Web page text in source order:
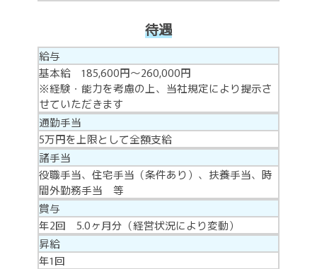
待遇
給与
基本給 185,600円～260,000円
※経験・能力を考慮の上、当社規定により提示さ
せていただきます
通勤手当
5万円を上限として全額支給
諸手当
役職手当、住宅手当（条件あり）、扶養手当、時
間外勤務手当 等
賞与
年2回 5.0ヶ月分（経営状況により変動）
昇給
年1回